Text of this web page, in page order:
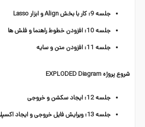
جلسه 9: کار با بخش Align و ابزار Lasso
جلسه 10: افزودن خطوط راهنما و فلش ها
جلسه 11: افزودن متن و سایه
شروع پروژه EXPLODED Diagram
جلسه 12: ایجاد سکشن و خروجی
جلسه 13: ویرایش فایل خروجی و ایجاد اکسپلود